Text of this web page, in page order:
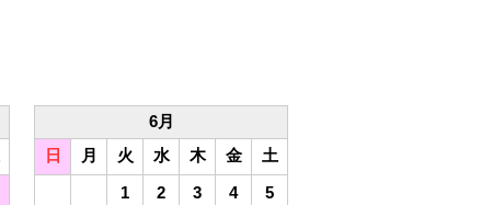
6月
日
月 火 水 木 金
土
1
2 3 4
5